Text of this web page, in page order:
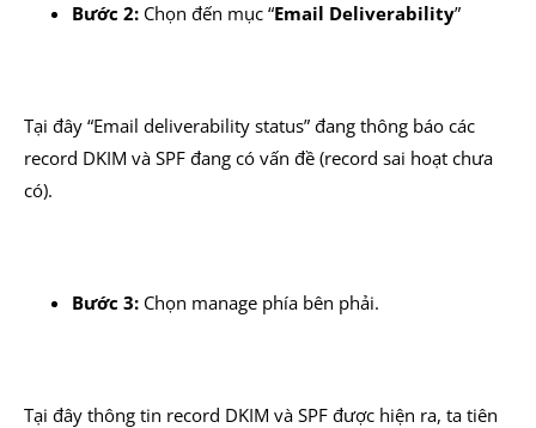
Bước 2: Chọn đến mục “Email Deliverability”
Tại đây “Email deliverability status” đang thông báo các
record DKIM và SPF đang có vấn đề (record sai hoạt chưa
có).
Bước 3: Chọn manage phía bên phải.
Tại đây thông tin record DKIM và SPF được hiện ra, ta tiên